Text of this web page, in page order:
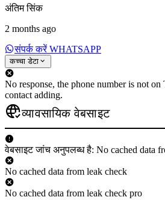
अंतिम सिंक
2 months ago
संपर्क करें WHATSAPP
कच्चा डेटा
No response, the phone number is not on
contact adding.
व्यावसायिक वेबसाइट
वेबसाइट जांच अनुपलब्ध है: No cached data
No cached data from leak check
No cached data from leak check pro